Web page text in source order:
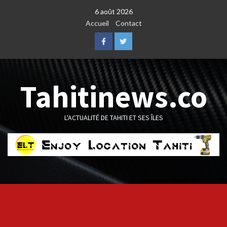
6 août 2026
Accueil
Contact
FacebookTwitter
Tahitinews.co
L'ACTUALITÉ DE TAHITI ET SES ÎLES